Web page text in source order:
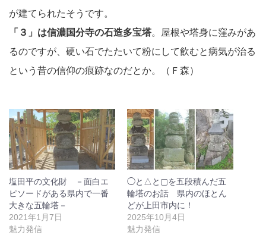
が建てられたそうです。
「３」は信濃国分寺の石造多宝塔。屋根や塔身に窪みがあ
るのですが、硬い石でたたいて粉にして飲むと病気が治る
という昔の信仰の痕跡なのだとか。（Ｆ森）
塩田平の文化財 －面白エ
ピソードがある県内で一番
大きな五輪塔－
2021年1月7日
魅力発信
◯と△と▢を五段積んだ五
輪塔のお話 県内のほとん
どが上田市内に！
2025年10月4日
魅力発信